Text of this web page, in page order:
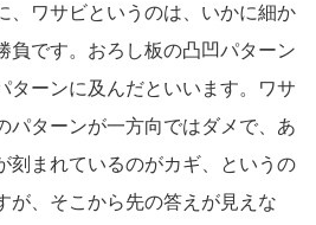
、ワサビというのは、いかに細か
負です。おろし板の凸凹パターン
ターンに及んだといいます。ワサ
パターンが一方向ではダメで、あ
刻まれているのがカギ、というの
が、そこから先の答えが見えな